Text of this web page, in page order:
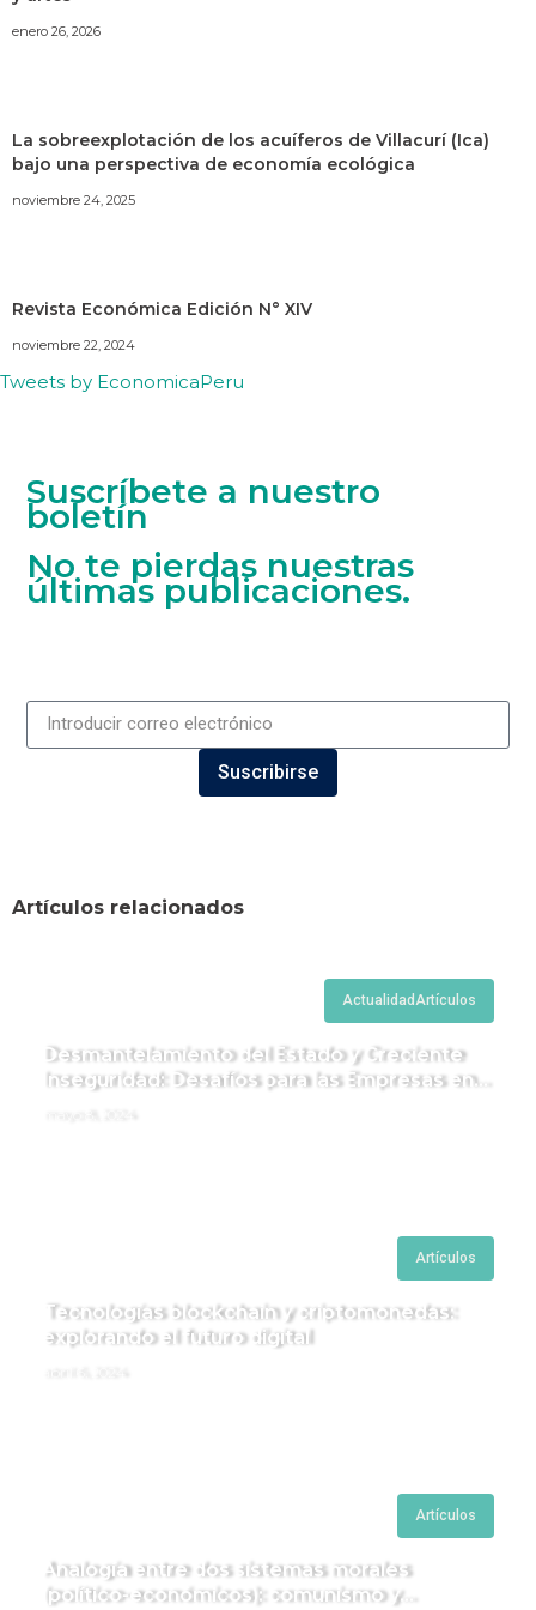
enero 26, 2026
La sobreexplotación de los acuíferos de Villacurí (Ica)
bajo una perspectiva de economía ecológica
noviembre 24, 2025
Revista Económica Edición N° XIV
noviembre 22, 2024
Tweets by EconomicaPeru
Suscríbete a nuestro
boletín
No te pierdas nuestras
últimas publicaciones.
Suscribirse
Artículos relacionados
ActualidadArtículos
Desmantelamiento del Estado y Creciente
Inseguridad: Desafíos para las Empresas en
Artículos
Tecnologías blockchain y criptomonedas:
explorando el futuro digital
Artículos
Analogía entre dos sistemas morales
(político-económicos): comunismo y